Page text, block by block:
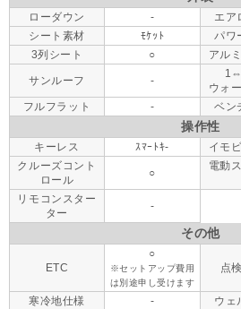
ローダウン - エア
シート素材
ﾓｹｯﾄ パワ
3列シート
○ アル
サンルーフ -
ウォ
フルフラット - ベン
操作性
キーレス ｽﾏｰﾄｷ- イモ
クルーズコント
ロール
○
電動
リモコンスター
ター
-
その他
ETC
○
※セットアップ費用
は別途申し受けます
点
寒冷地仕様 - ウェ